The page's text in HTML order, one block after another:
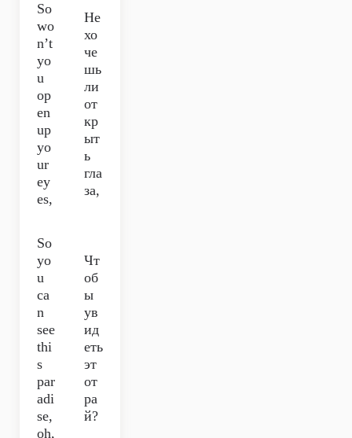
So
wo
n’t
yo
u
op
en
up
yo
ur
ey
es,
Не
хо
че
шь
ли
от
кр
ыт
ь
гла
за,
So
yo
u
ca
n
see
thi
s
par
adi
se,
oh,
Чт
об
ы
ув
ид
еть
эт
от
ра
й?